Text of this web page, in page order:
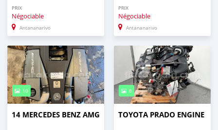
PRIX
Négociable
Antananarivo
PRIX
Négociable
Antananarivo
10
14 MERCEDES BENZ AMG
8
TOYOTA PRADO ENGINE